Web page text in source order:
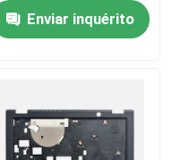
Enviar inquérito